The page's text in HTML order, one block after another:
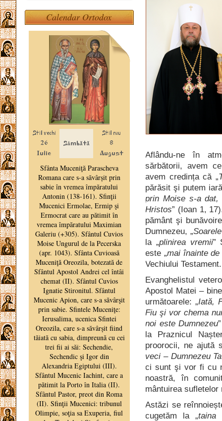
Aflându-ne în
sărbătorii, avem
avem credința că „
părăsit şi putem
prin Moise s-a
Hristos” (Ioan 1,
pământ şi
Dumnezeu, „
la „plinirea vremii”
este „mai înainte de
Vechiului Testament.
Evanghelistul
Apostol Matei –
următoarele: „Iată,
Fiu şi vor chema
noi este Dumnezeu
la Praznicul
proorocii, ne ajută
veci – Dumnezeu
ci sunt şi vor fi cu
noastră, în
mântuirea sufletelor
Astăzi se
cugetăm la „taina
Calendar Ortodox